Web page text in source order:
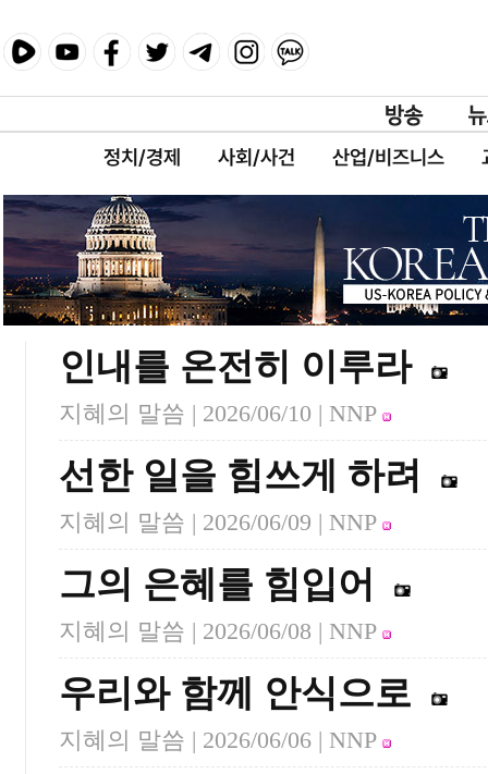
정치/경제 사회/사건 산업/비즈니스
인내를 온전히 이루라
지혜의 말씀 | 2026/06/10 | NNP
선한 일을 힘쓰게 하려
지혜의 말씀 | 2026/06/09 | NNP
그의 은혜를 힘입어
지혜의 말씀 | 2026/06/08 | NNP
우리와 함께 안식으로
지혜의 말씀 | 2026/06/06 | NNP